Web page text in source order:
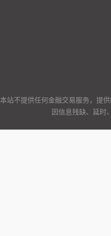
本站不提供任何金融交易服务，提
因信息残缺、延时